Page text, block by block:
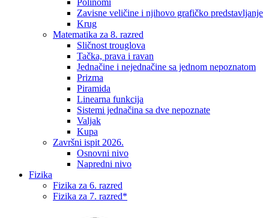
Polinomi
Zavisne veličine i njihovo grafičko predstavljanje
Krug
Matematika za 8. razred
Sličnost trouglova
Tačka, prava i ravan
Jednačine i nejednačine sa jednom nepoznatom
Prizma
Piramida
Linearna funkcija
Sistemi jednačina sa dve nepoznate
Valjak
Kupa
Završni ispit 2026.
Osnovni nivo
Napredni nivo
Fizika
Fizika za 6. razred
Fizika za 7. razred*